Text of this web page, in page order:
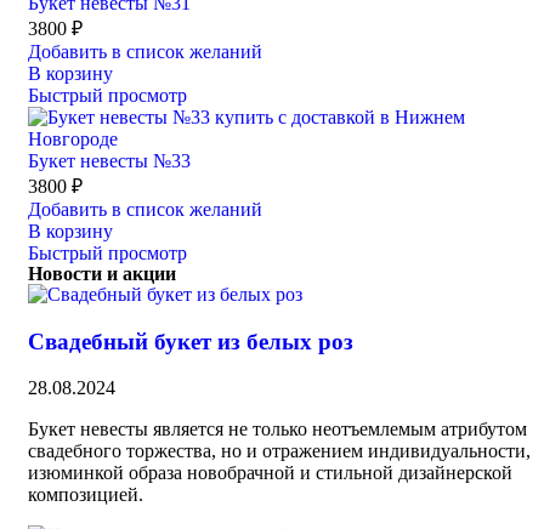
3800 ₽
Добавить в список желаний
В корзину
Быстрый просмотр
Букет невесты №33
3800 ₽
Добавить в список желаний
В корзину
Быстрый просмотр
Новости и акции
Свадебный букет из белых роз
28.08.2024
Букет невесты является не только неотъемлемым атрибутом
свадебного торжества, но и отражением индивидуальности,
изюминкой образа новобрачной и стильной дизайнерской
композицией.